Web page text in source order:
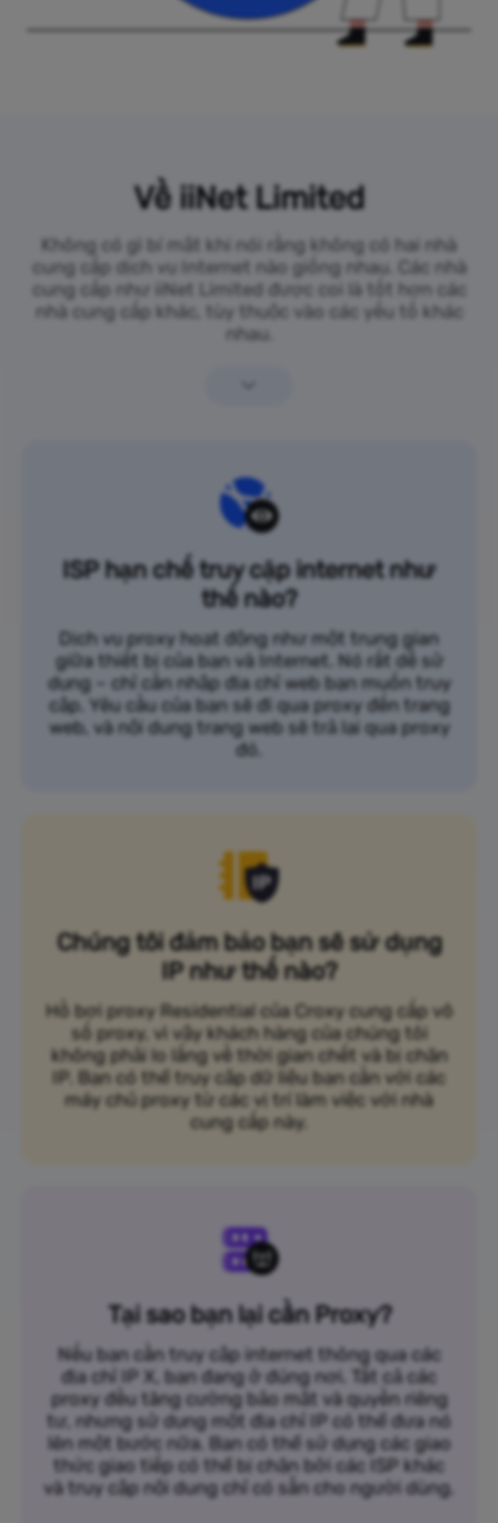
Về iiNet Limited
Không có gì bí mật khi nói rằng không có hai nhà
cung cấp dịch vụ Internet nào giống nhau. Các nhà
cung cấp như iiNet Limited được coi là tốt hơn các
nhà cung cấp khác, tùy thuộc vào các yếu tố khác
nhau.
ISP hạn chế truy cập internet như
thế nào?
Dịch vụ proxy hoạt động như một trung gian
giữa thiết bị của bạn và Internet. Nó rất dễ sử
dụng – chỉ cần nhập địa chỉ web bạn muốn truy
cập. Yêu cầu của bạn sẽ đi qua proxy đến trang
web, và nội dung trang web sẽ trả lại qua proxy
đó.
Chúng tôi đảm bảo bạn sẽ sử dụng
IP như thế nào?
Hồ bơi proxy Residential của Croxy cung cấp vô
số proxy, vì vậy khách hàng của chúng tôi
không phải lo lắng về thời gian chết và bị chặn
IP. Bạn có thể truy cập dữ liệu bạn cần với các
máy chủ proxy từ các vị trí làm việc với nhà
cung cấp này.
Tại sao bạn lại cần Proxy?
Nếu bạn cần truy cập internet thông qua các
địa chỉ IP X, bạn đang ở đúng nơi. Tất cả các
proxy đều tăng cường bảo mật và quyền riêng
tư, nhưng sử dụng một địa chỉ IP có thể đưa nó
lên một bước nữa. Bạn có thể sử dụng các giao
thức giao tiếp có thể bị chặn bởi các ISP khác
và truy cập nội dung chỉ có sẵn cho người dùng.